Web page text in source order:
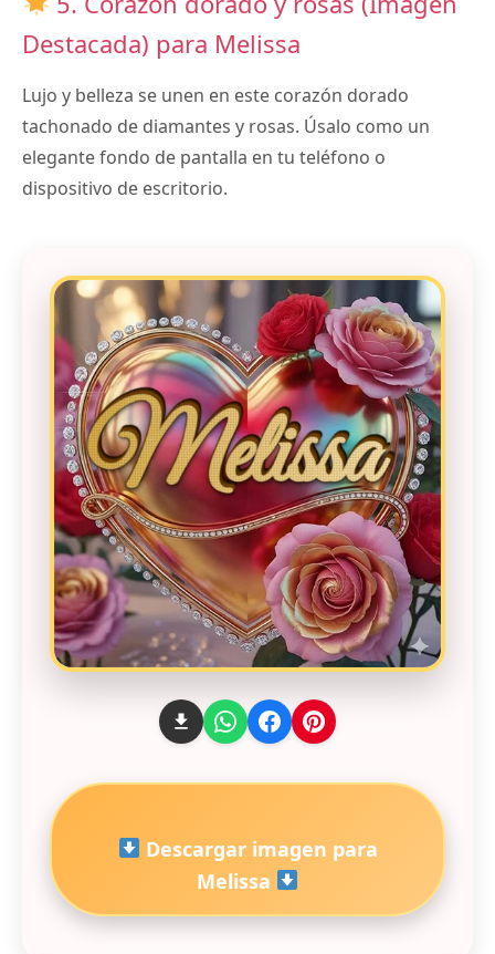
Destacada) para Melissa
Lujo y belleza se unen en este corazón dorado
tachonado de diamantes y rosas. Úsalo como un
elegante fondo de pantalla en tu teléfono o
dispositivo de escritorio.
Descargar imagen para
Melissa